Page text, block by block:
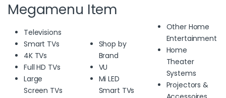
Megamenu Item
Televisions
Smart TVs
4K TVs
Full HD TVs
Large
Screen TVs
Shop by
Brand
VU
Mi LED
Smart TVs
Other Home
Entertainment
Home
Theater
Systems
Projectors &